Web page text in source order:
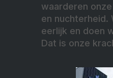
waarderen
en nuchterheid.
eerlijk en doen
Dat is onze